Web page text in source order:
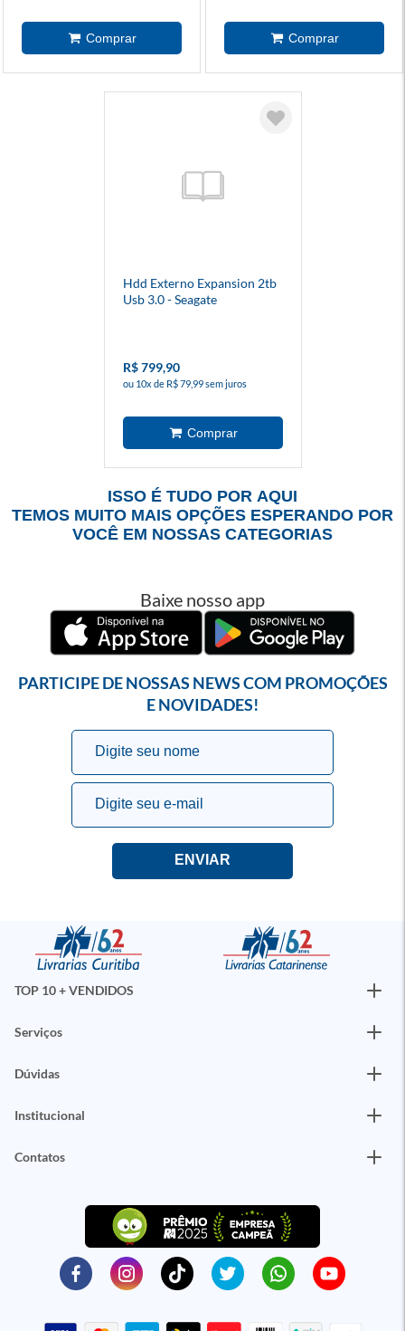
Hdd Externo Expansion 2tb
Usb 3.0 - Seagate
R$ 799,90
ou 10x de R$ 79,99 sem juros
ISSO É TUDO POR AQUI
TEMOS MUITO MAIS OPÇÕES ESPERANDO POR
VOCÊ EM NOSSAS CATEGORIAS
Baixe nosso app
PARTICIPE DE NOSSAS NEWS COM PROMOÇÕES
E NOVIDADES!
TOP 10 + VENDIDOS
Serviços
Dúvidas
Institucional
Contatos